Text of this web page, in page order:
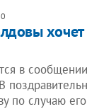
хочет
в
по случаю